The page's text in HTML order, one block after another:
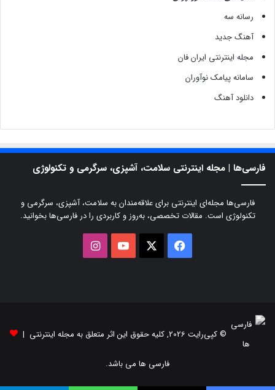
رسانه سه
آهنگ جدید
مجله اینترنتی ایران فان
سامانه پیامک نوآوران
دانلود آهنگ
فارسی‌ها | مجله اینترنتی سلامت، آشپزی، سرگرمی و تکنولوژی
فارسی‌ها مجله‌ای اینترنتی برای علاقه‌مندان به سلامت، آشپزی، سرگرمی و
تکنولوژی است. مقالات تخصصی، به‌روز و کاربردی را در فارسی‌ها بخوانید.
فیسبوک یوتیوب
© کپی‌رایت 2026, کلیه حقوق این اثر متعلق به مجله اینترنتی |
فارسی ها می باشد.